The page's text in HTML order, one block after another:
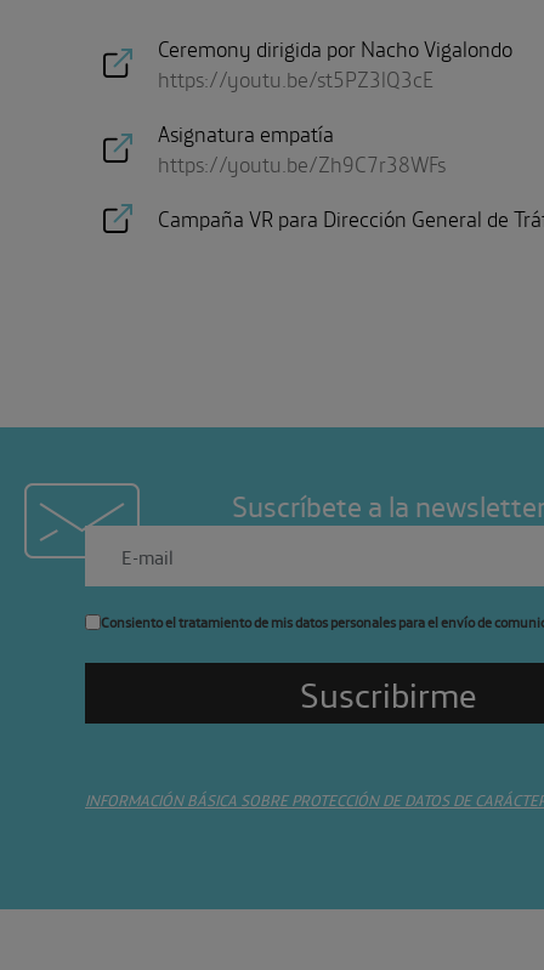
Ceremony dirigida por Nacho Vigalondo
https://youtu.be/st5PZ3lQ3cE
Asignatura empatía
https://youtu.be/Zh9C7r38WFs
Campaña VR para Dirección General de
Suscríbete a la
Consiento el tratamiento de mis datos personales para el envío de
INFORMACIÓN BÁSICA SOBRE PROTECCIÓN DE DATOS DE